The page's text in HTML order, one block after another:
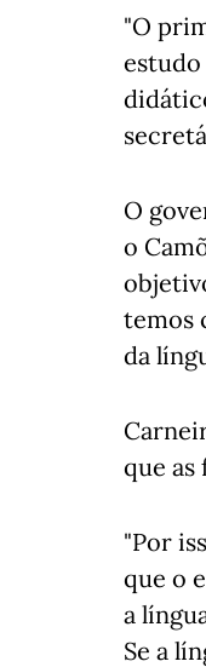
"O
O
o
temos
da
que as
"Por
que o
a
Se a